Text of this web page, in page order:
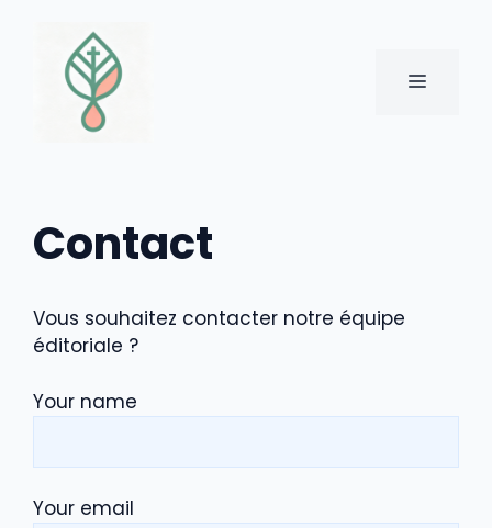
contenu
MENU
Contact
Vous souhaitez contacter notre équipe
éditoriale ?
Your name
Your email